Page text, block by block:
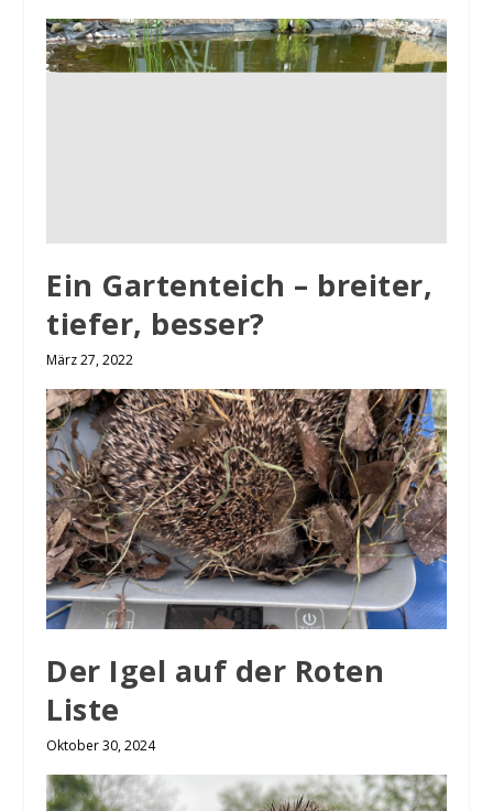
Ein Gartenteich – breiter,
tiefer, besser?
März 27, 2022
Der Igel auf der Roten
Liste
Oktober 30, 2024